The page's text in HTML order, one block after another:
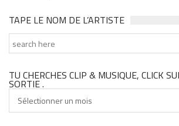
TAPE LE NOM DE L’ARTISTE
TU CHERCHES CLIP & MUSIQUE, CLICK
SORTIE .
cherches